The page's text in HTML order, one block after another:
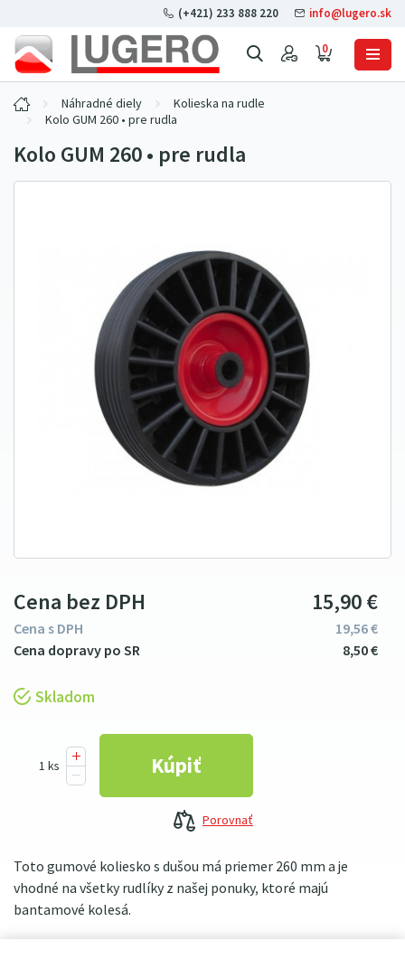
0
(+421) 233 888 220 info@lugero.sk
Náhradné diely
Kolieska na rudle
Kolo GUM 260 • pre rudla
Kolo GUM 260 • pre rudla
Toto gumové koliesko s dušou má priemer 260 mm a je
vhodné na všetky rudlíky z našej ponuky, ktoré majú
bantamové kolesá.
Skladom
Cena bez DPH 15 90€
Cena s DPH 1956€
850€
Porovnať